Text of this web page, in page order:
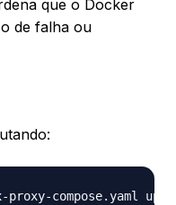
que o Docker
de falha ou
proxy-compose.yaml up